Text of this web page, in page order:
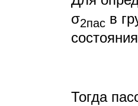
σ2пас в
Тогда